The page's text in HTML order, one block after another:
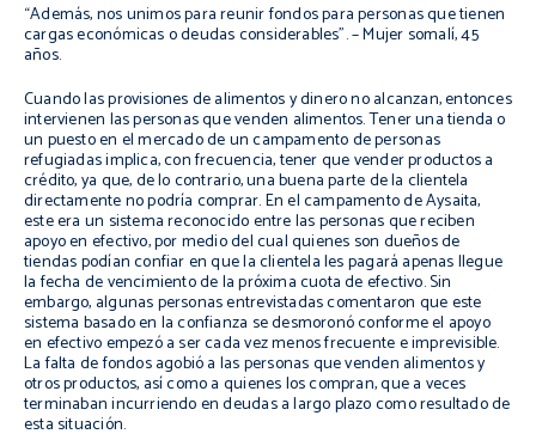
“Además, nos unimos para reunir fondos para personas que tienen
cargas económicas o deudas considerables”. – Mujer somalí, 45
años.
Cuando las provisiones de alimentos y dinero no alcanzan, entonces
intervienen las personas que venden alimentos. Tener una tienda o
un puesto en el mercado de un campamento de personas
refugiadas implica, con frecuencia, tener que vender productos a
crédito, ya que, de lo contrario, una buena parte de la clientela
directamente no podría comprar. En el campamento de Aysaita,
este era un sistema reconocido entre las personas que reciben
apoyo en efectivo, por medio del cual quienes son dueños de
tiendas podían confiar en que la clientela les pagará apenas llegue
la fecha de vencimiento de la próxima cuota de efectivo. Sin
embargo, algunas personas entrevistadas comentaron que este
sistema basado en la confianza se desmoronó conforme el apoyo
en efectivo empezó a ser cada vez menos frecuente e imprevisible.
La falta de fondos agobió a las personas que venden alimentos y
otros productos, así como a quienes los compran, que a veces
terminaban incurriendo en deudas a largo plazo como resultado de
esta situación.